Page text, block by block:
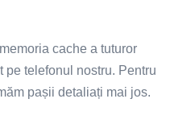
cache a tuturor
telefonul nostru. Pentru
pașii detaliați mai jos.